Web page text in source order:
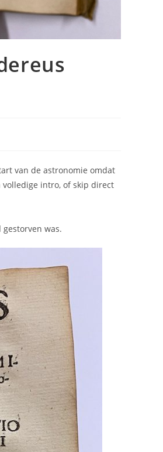
van de astronomie omdat
volledige intro, of skip direct
was.